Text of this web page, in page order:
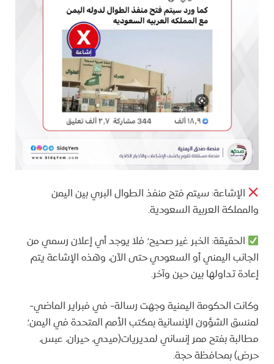
الإشاعة: سيتم فتح منفذ الطوال البري بين اليمن
والمملكة العربية السعودية.
الحقيقة: الخبر غير صحيح؛ فلا يوجد أي إعلان رسمي من
الجانب اليمني أو السعودي حتى الآن، وهذه الإشاعة يتم
إعادة تداولها بين حين وآخر.
وكانت الحكومة اليمنية وجهت رسالة- في فبراير الماضي-
لمنسق الشؤون الإنسانية بمكتب الأمم المتحدة في اليمن؛
مطالبة بفتح ممر إنساني لمديريات(ميدي، حيران، عبس،
حرض) بمحافظة حجة.